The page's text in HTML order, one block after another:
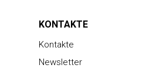
KONTAKTE
Kontakte
Newsletter